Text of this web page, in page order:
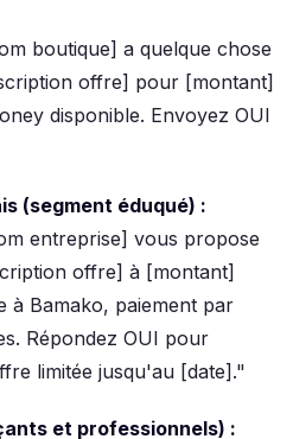
boutique] a quelque chose
offre] pour [montant]
disponible. Envoyez OUI
(segment éduqué) :
entreprise] vous propose
offre] à [montant]
à Bamako, paiement par
Répondez OUI pour
limitée jusqu'au [date]."
et professionnels) :